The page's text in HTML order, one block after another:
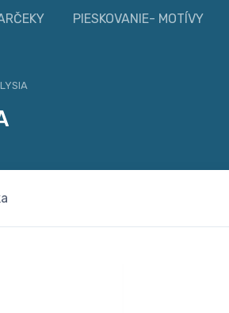
PIESKOVANIE- MOTÍVY